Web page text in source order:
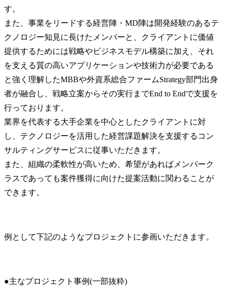
す。
また、事業をリードする経営陣・MD陣は開発経験のあるテ
クノロジー知見に長けたメンバーと、クライアントに価値
提供するためには戦略やビジネスモデル構築に加え、それ
を支える質の高いアプリケーションや技術力が必要である
と強く理解したMBBや外資系総合ファームStrategy部門出身
者が融合し、戦略立案からその実行までEnd to Endで支援を
行っております。
業界を代表する大手企業を中心としたクライアントに対
し、テクノロジーを活用した経営課題解決を支援するコン
サルティングサービスに従事いただきます。
また、組織の柔軟性が高いため、希望があればメンバーク
ラスであっても案件獲得に向けた提案活動に関わることが
できます。
例として下記のようなプロジェクトに参画いただきます。
●主なプロジェクト事例(一部抜粋)